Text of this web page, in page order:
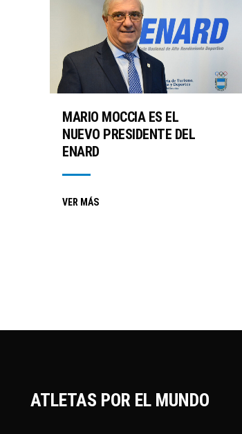
MARIO MOCCIA ES EL
NUEVO PRESIDENTE DEL
ENARD
VER MÁS
ATLETAS POR EL MUNDO